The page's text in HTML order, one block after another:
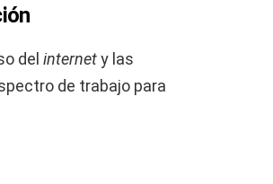
del internety las
de trabajo para